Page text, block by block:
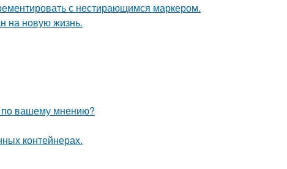
с нестирающимся маркером.
на новую жизнь.
по вашему мнению?
контейнерах.